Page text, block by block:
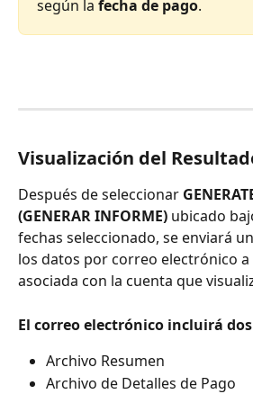
según la fecha de pago.
Visualización del
Después de seleccionar
(GENERAR INFORME) ubicado
fechas seleccionado, se enviará
los datos por correo electrónico a
asociada con la cuenta que
El correo electrónico incluirá
Archivo Resumen
Archivo de Detalles de Pago